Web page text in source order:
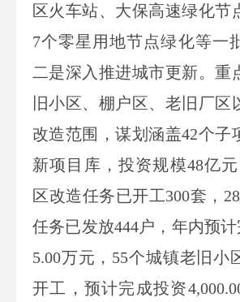
区火车站、大保高速绿化节
7个零星用地节点绿化等一
二是深入推进城市更新。重
旧小区、棚户区、老旧厂区
改造范围，谋划涵盖42个子
新项目库，投资规模48亿元
区改造任务已开工300套，
任务已发放444户，年内预
5.00万元， 55个城镇老旧小
开工，预计完成投资